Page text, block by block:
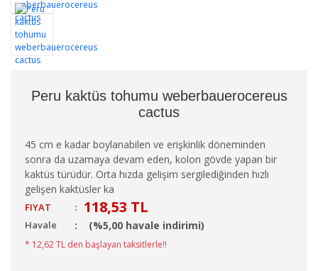
Peru kaktüs tohumu weberbauerocereus
cactus
45 cm e kadar boylanabilen ve erişkinlik döneminden
sonra da uzamaya devam eden, kolon gövde yapan bir
kaktüs türüdür. Orta hızda gelişim sergilediğinden hızlı
gelişen kaktüsler ka
FIYAT : 118,53 TL
Havale (%5,00 havale indirimi)
* 12,62 TL den başlayan taksitlerle!!